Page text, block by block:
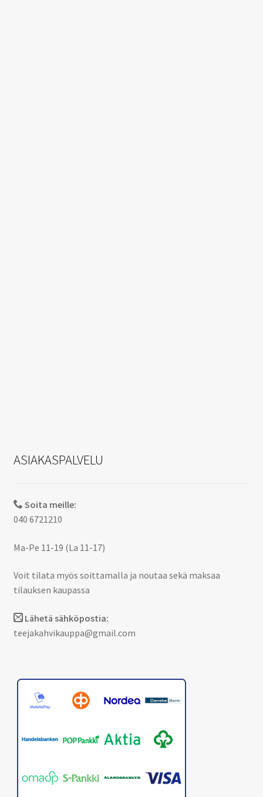
ASIAKASPALVELU
Soita meille:
040 6721210
Ma-Pe 11-19 (La 11-17)
Voit tilata myös soittamalla ja noutaa sekä maksaa
tilauksen kaupassa
Lähetä sähköpostia:
teejakahvikauppa@gmail.com